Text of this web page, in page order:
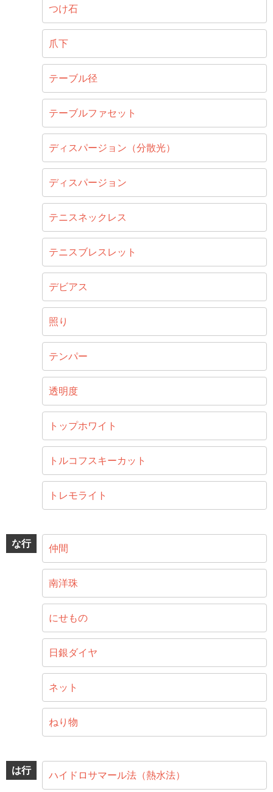
つけ石
爪下
テーブル径
テーブルファセット
ディスパージョン（分散光）
ディスパージョン
テニスネックレス
テニスブレスレット
デビアス
照り
テンパー
透明度
トップホワイト
トルコフスキーカット
トレモライト
な行 仲間
南洋珠
にせもの
日銀ダイヤ
ネット
ねり物
は行 ハイドロサマール法（熱水法）